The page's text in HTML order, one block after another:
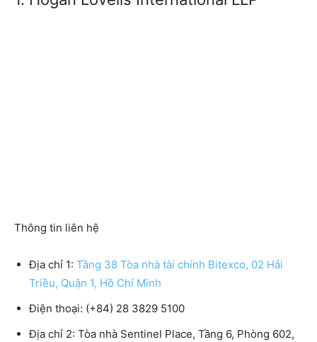
Thông tin liên hệ
Địa chỉ 1: Tầng 38 Tòa nhà tài chính Bitexco, 02 Hải
Triều, Quận 1, Hồ Chí Minh
Điện thoại: (+84) 28 3829 5100
Địa chỉ 2: Tòa nhà Sentinel Place, Tầng 6, Phòng 602,